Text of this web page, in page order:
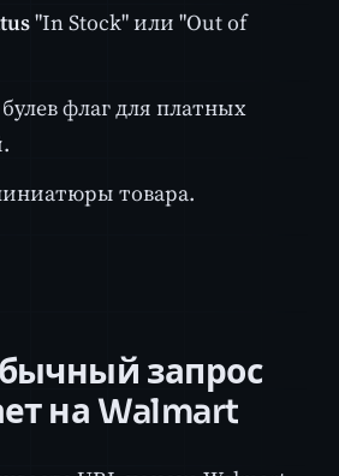
"In Stock" или "Out of
булев флаг для платных
товара.
запрос
на Walmart